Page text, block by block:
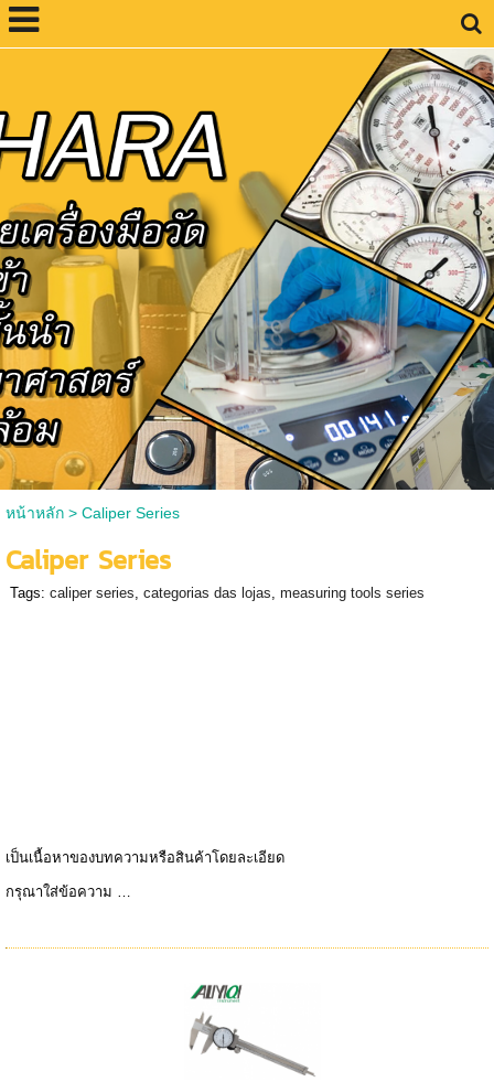
หน้าหลัก> Caliper Series
Caliper Series
Tags: caliper series, categorias das lojas, measuring tools series
เป็นเนื้อหาของบทความหรือสินค้าโดยละเอียด
กรุณาใส่ข้อความ …